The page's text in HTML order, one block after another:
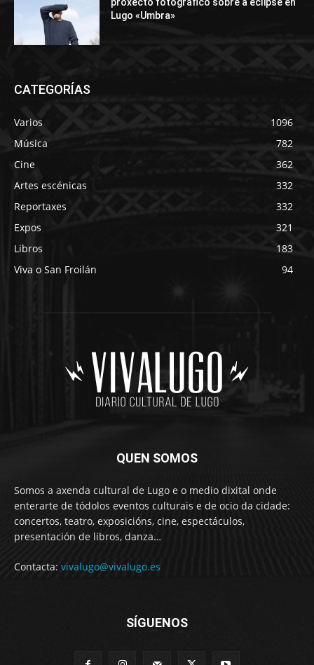
Lugo «Umbra»
CATEGORÍAS
Varios
1096
Música
782
Cine
362
Artes escénicas
332
Reportaxes
332
Expos
321
Libros
183
Viva o San Froilán
94
QUEN SOMOS
Somos a axenda cultural de Lugo e o medio dixital onde
enterarte de tódolos eventos culturais e de ocio da cidade:
concertos, teatro, exposicións, cine, espectáculos,
presentación de libros, danza…
Contacta: vivalugo@vivalugo.es
SÍGUENOS